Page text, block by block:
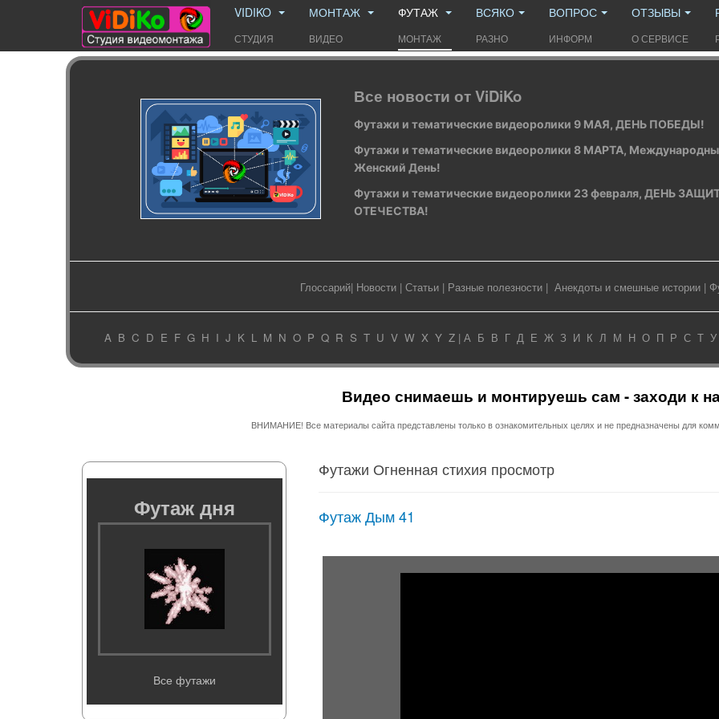
VIDIKO
СТУДИЯ
МОНТАЖ
ВИДЕО
ФУТАЖ
МОНТАЖ
ВСЯКО
РАЗНО
ВОПРОС
ИНФОРМ
ОТЗЫВЫ
О СЕРВИСЕ
Все новости от ViDiKo
Футажи и тематические видеоролики 9 МАЯ, ДЕНЬ ПОБЕДЫ!
Футажи и тематические видеоролики 8 МАРТА,
Женский День!
Футажи и тематические видеоролики 23 февраля, ДЕНЬ
ОТЕЧЕСТВА!
Глоссарий| Новости | Статьи | Разные полезности | Анекдоты и смешные истории |
A B C D E F G H I J K L M N O P Q R S T U V W X Y Z| А Б В Г Д Е Ж З И К Л М Н О П Р С Т У
Видео снимаешь и монтируешь сам - заходи к
ВНИМАНИЕ! Все материалы сайта представлены только в ознакомительных целях и не предназначены для
Футажи Огненная стихия просмотр
Футаж Дым 41
Футаж дня
Все футажи